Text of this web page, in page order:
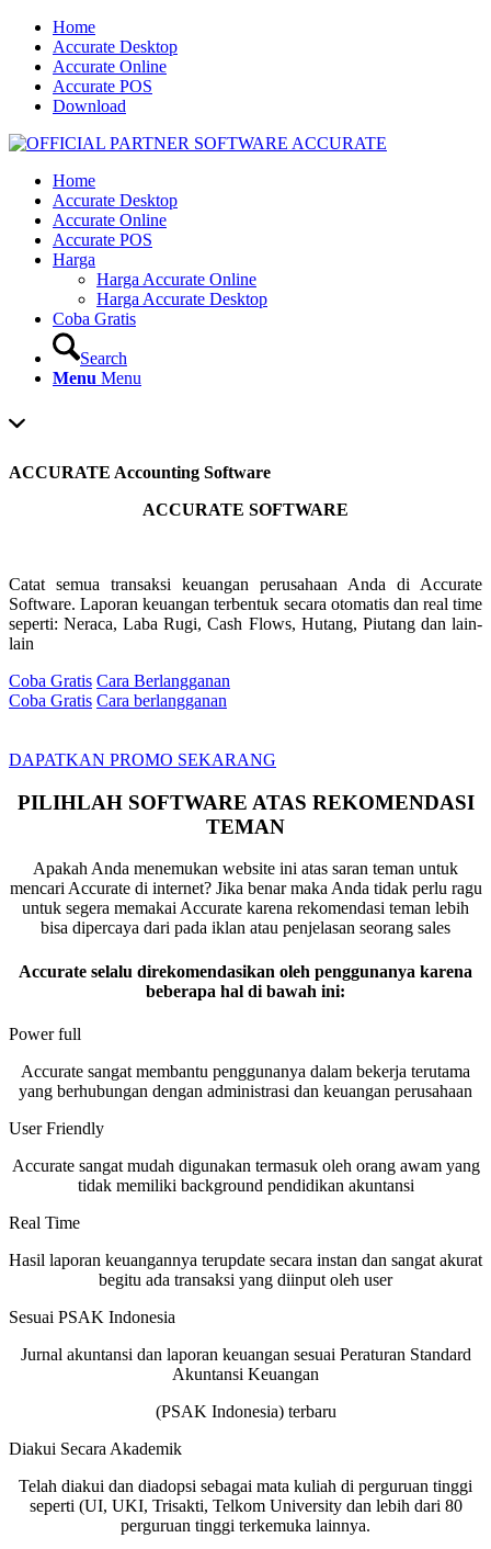
Home
Accurate Desktop
Accurate Online
Accurate POS
Download
Home
Accurate Desktop
Accurate Online
Accurate POS
Harga
Harga Accurate Online
Harga Accurate Desktop
Coba Gratis
Search
Menu Menu
ACCURATE Accounting Software
ACCURATE SOFTWARE
Catat semua transaksi keuangan perusahaan Anda di Accurate
Software. Laporan keuangan terbentuk secara otomatis dan real time
seperti: Neraca, Laba Rugi, Cash Flows, Hutang, Piutang dan lain-
lain
Coba Gratis Cara Berlangganan
Coba Gratis Cara berlangganan
DAPATKAN PROMO SEKARANG
PILIHLAH SOFTWARE ATAS REKOMENDASI
TEMAN
Apakah Anda menemukan website ini atas saran teman untuk
mencari Accurate di internet? Jika benar maka Anda tidak perlu ragu
untuk segera memakai Accurate karena rekomendasi teman lebih
bisa dipercaya dari pada iklan atau penjelasan seorang sales
Accurate selalu direkomendasikan oleh penggunanya karena
beberapa hal di bawah ini:
Power full
Accurate sangat membantu penggunanya dalam bekerja terutama
yang berhubungan dengan administrasi dan keuangan perusahaan
User Friendly
Accurate sangat mudah digunakan termasuk oleh orang awam yang
tidak memiliki background pendidikan akuntansi
Real Time
Hasil laporan keuangannya terupdate secara instan dan sangat akurat
begitu ada transaksi yang diinput oleh user
Sesuai PSAK Indonesia
Jurnal akuntansi dan laporan keuangan sesuai Peraturan Standard
Akuntansi Keuangan
(PSAK Indonesia) terbaru
Diakui Secara Akademik
Telah diakui dan diadopsi sebagai mata kuliah di perguruan tinggi
seperti (UI, UKI, Trisakti, Telkom University dan lebih dari 80
perguruan tinggi terkemuka lainnya.